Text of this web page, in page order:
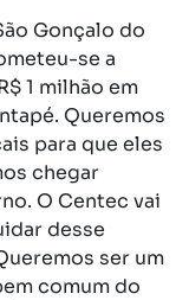
Gonçalo do
se a
1 milhão em
Queremos
para que eles
chegar
O Centec vai
desse
ser um
comum do